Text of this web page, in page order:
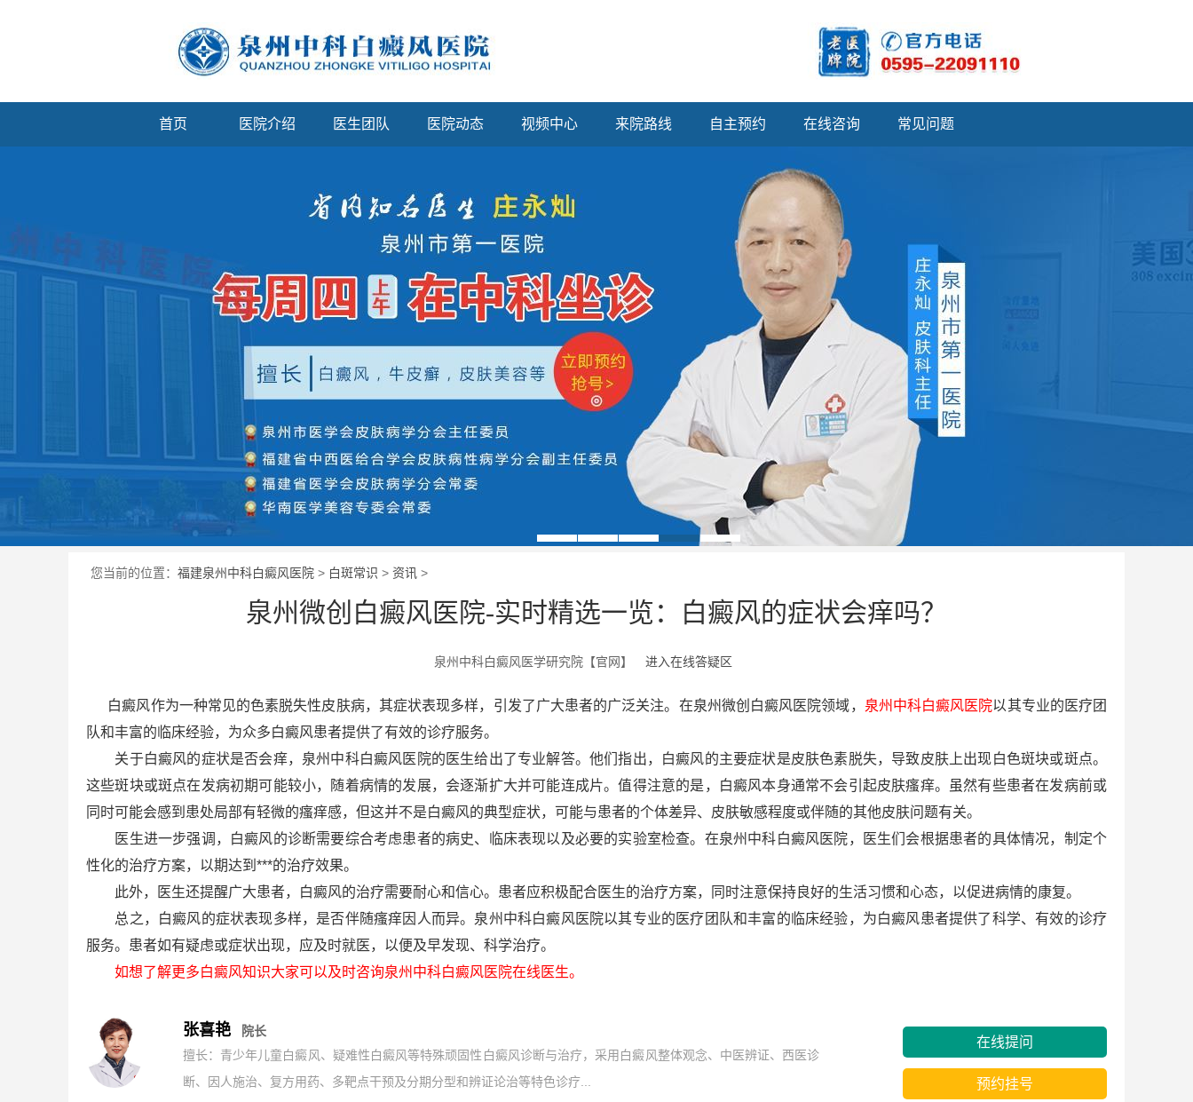
首页 医院介绍 医生团队 医院动态 视频中心 来院路线 自主预约 在线咨询 常见问题
您当前的位置： 福建泉州中科白癜风医院 > 白斑常识 > 资讯 >
泉州微创白癜风医院-实时精选一览：白癜风的症状会痒吗？
泉州中科白癜风医学研究院【官网】 进入在线答疑区
白癜风作为一种常见的色素脱失性皮肤病，其症状表现多样，引发了广大患者的广泛关注。在泉州微创白癜风医院领域， 泉州中科白癜风医院以其专业的医疗团
队和丰富的临床经验，为众多白癜风患者提供了有效的诊疗服务。
关于白癜风的症状是否会痒，泉州中科白癜风医院的医生给出了专业解答。他们指出，白癜风的主要症状是皮肤色素脱失，导致皮肤上出现白色斑块或斑点。
这些斑块或斑点在发病初期可能较小，随着病情的发展，会逐渐扩大并可能连成片。值得注意的是，白癜风本身通常不会引起皮肤瘙痒。虽然有些患者在发病前或
同时可能会感到患处局部有轻微的瘙痒感，但这并不是白癜风的典型症状，可能与患者的个体差异、皮肤敏感程度或伴随的其他皮肤问题有关。
医生进一步强调，白癜风的诊断需要综合考虑患者的病史、临床表现以及必要的实验室检查。在泉州中科白癜风医院，医生们会根据患者的具体情况，制定个
性化的治疗方案，以期达到***的治疗效果。
此外，医生还提醒广大患者，白癜风的治疗需要耐心和信心。患者应积极配合医生的治疗方案，同时注意保持良好的生活习惯和心态，以促进病情的康复。
总之，白癜风的症状表现多样，是否伴随瘙痒因人而异。泉州中科白癜风医院以其专业的医疗团队和丰富的临床经验，为白癜风患者提供了科学、有效的诊疗
服务。患者如有疑虑或症状出现，应及时就医，以便及早发现、科学治疗。
如想了解更多白癜风知识大家可以及时咨询泉州中科白癜风医院在线医生。
张喜艳
院长
擅长：青少年儿童白癜风、疑难性白癜风等特殊顽固性白癜风诊断与治疗，采用白癜风整体观念、中医辨证、西医诊
断、因人施治、复方用药、多靶点干预及分期分型和辨证论治等特色诊疗...
在线提问
预约挂号